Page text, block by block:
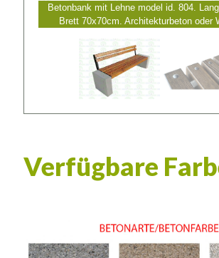
Betonbank mit Lehne model id. 804.
Brett 70x70cm. Architekturbeton oder
Verfügbare